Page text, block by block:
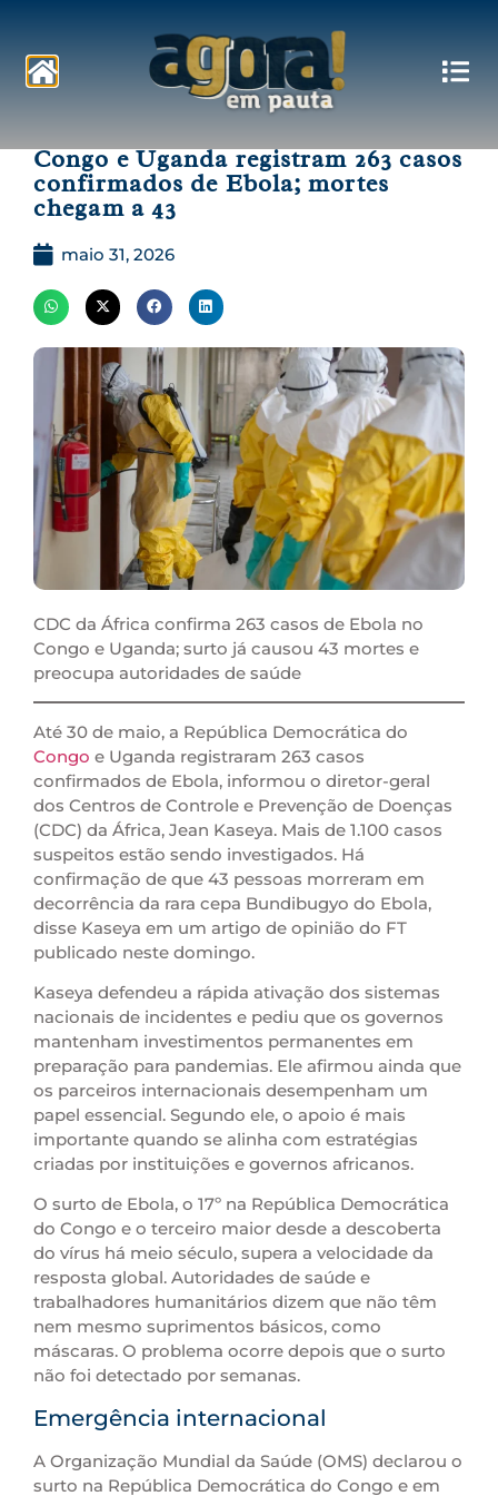
Congo e Uganda registram 263 casos
confirmados de Ebola; mortes
chegam a 43
maio 31, 2026
CDC da África confirma 263 casos de Ebola no
Congo e Uganda; surto já causou 43 mortes e
preocupa autoridades de saúde
Até 30 de maio, a República Democrática do
Congo e Uganda registraram 263 casos
confirmados de Ebola, informou o diretor-geral
dos Centros de Controle e Prevenção de Doenças
(CDC) da África, Jean Kaseya. Mais de 1.100 casos
suspeitos estão sendo investigados. Há
confirmação de que ⁠43 ‌pessoas morreram em
decorrência da ⁠rara cepa Bundibugyo do Ebola,
disse Kaseya em um artigo de opinião do FT
publicado neste domingo.
Kaseya defendeu a rápida ativação dos sistemas
nacionais de incidentes e pediu que os governos
mantenham investimentos permanentes em
preparação para pandemias. Ele afirmou ainda que
os parceiros internacionais desempenham um
papel essencial. Segundo ele, o apoio é mais
importante ‌quando se alinha com estratégias
criadas por instituições e governos africanos.
O surto de Ebola, o 17º na República Democrática
do Congo e o terceiro maior desde a descoberta
do vírus há meio século, supera a velocidade da
resposta global. Autoridades de saúde e
trabalhadores humanitários dizem que não têm
nem mesmo suprimentos básicos, como
máscaras. O problema ocorre depois que o ⁠surto
não foi detectado por semanas.
Emergência internacional
A Organização Mundial ⁠da Saúde (OMS) declarou o
surto na República Democrática do Congo e em